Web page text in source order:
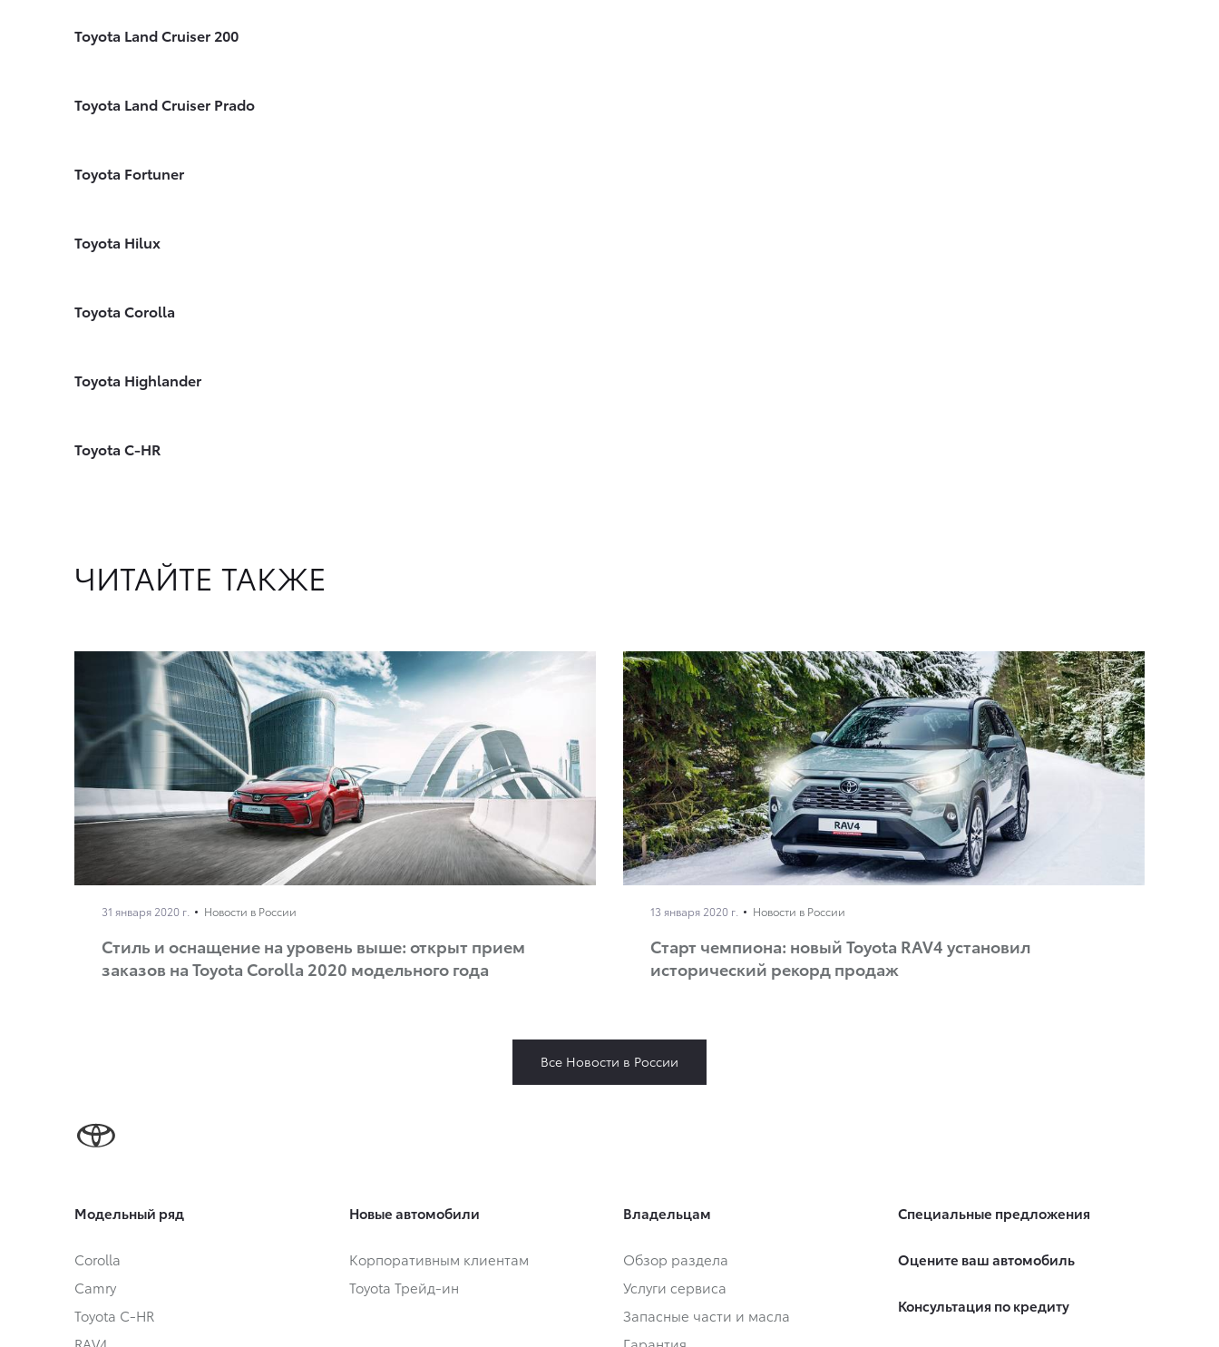
Toyota Land Cruiser 200
Toyota Land Cruiser Prado
Toyota Fortuner
Toyota Hilux
Toyota Corolla
Toyota Highlander
Toyota C-HR
ЧИТАЙТЕ ТАКЖЕ
31 января 2020 г. Новости в России
Стиль и оснащение на уровень выше: открыт прием
заказов на Toyota Corolla 2020 модельного года
13 января 2020 г. Новости в России
Старт чемпиона: новый Toyota RAV4 установил
исторический рекорд продаж
Все Новости в России
Модельный ряд
Corolla
Camry
Toyota C-HR
Новые автомобили
Корпоративным клиентам
Toyota Трейд-ин
Владельцам
Обзор раздела
Услуги сервиса
Запасные части и масла
Специальные предложения
Оцените ваш автомобиль
Консультация по кредиту